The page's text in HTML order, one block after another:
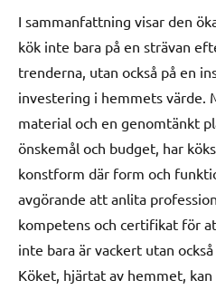
I sammanfattning visar den
kök inte bara på en strävan
trenderna, utan också på en
investering i hemmets värde.
material och en genomtänkt
önskemål och budget, har
konstform där form och
avgörande att anlita
kompetens och certifikat för
inte bara är vackert utan
Köket, hjärtat av hemmet,